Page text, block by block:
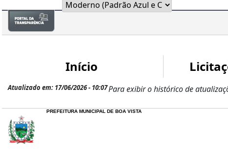
Início
Para exibir o histórico de
Atualizado em: 17/06/2026 - 10:07
PREFEITURA MUNICIPAL DE BOA VISTA